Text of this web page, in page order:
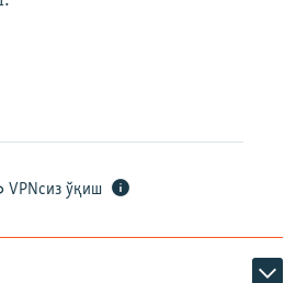
VPNсиз ўқиш